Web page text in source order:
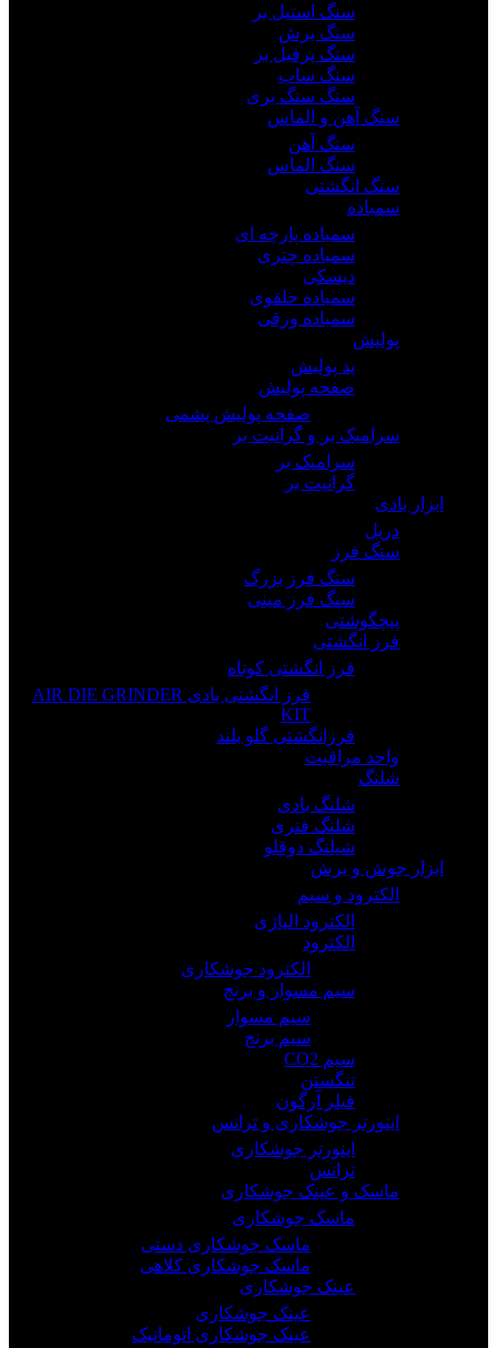
سنگ استیل بر
سنگ برش
سنگ پرفیل بر
سنگ ساب
سنگ سنگ بری
سنگ آهن و الماس
سنگ آهن
سنگ الماس
سنگ انگشتی
سمباده
سمباده پارچه ای
سمباده چتری
دیسکی
سمباده حلقوی
سمباده ورقی
پولیش
پد پولیش
صفحه پولیش
صفحه پولیش پشمی
سرامیک بر و گرانیت بر
سرامیک بر
گرانیت بر
ابزار بادی
دریل
سنگ فرز
سنگ فرز بزرگ
سنگ فرز مینی
پیچگوشتی
فرز انگشتی
فرز انگشتی کوتاه
فرز انگشتی بادی AIR DIE GRINDER
KIT
فرزانگشتی گلو بلند
واحد مراقبت
شلنگ
شلنگ بادی
شلنگ فنری
شیلنگ دوقلو
ابزار جوش و برش
الکترود و سیم
الکترود الیاژی
الکترود
الکترود جوشکاری
سیم مسوار و برنج
سیم مسوار
سیم برنج
سیم CO2
تنگستن
فیلر آرگون
اینورتر جوشکاری و ترانس
اینورتر جوشکاری
ترانس
ماسک و عینک جوشکاری
ماسک جوشکاری
ماسک جوشکاری دستی
ماسک جوشکاری کلاهی
عینک جوشکاری
عینک جوشکاری
عینک جوشکاری اتوماتیک